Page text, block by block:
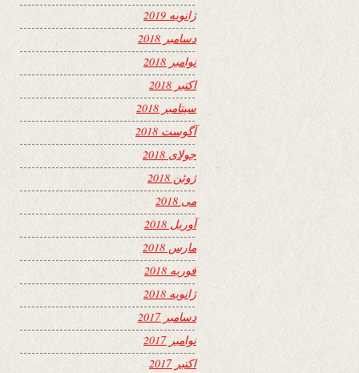
ژانویه 2019
دسامبر 2018
نوامبر 2018
اکتبر 2018
سپتامبر 2018
آگوست 2018
جولای 2018
ژوئن 2018
می 2018
آوریل 2018
مارس 2018
فوریه 2018
ژانویه 2018
دسامبر 2017
نوامبر 2017
اکتبر 2017